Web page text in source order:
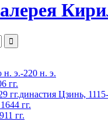

н. э.-220 н. э.
гг.
гг.династия Цзинь,
гг.
гг.